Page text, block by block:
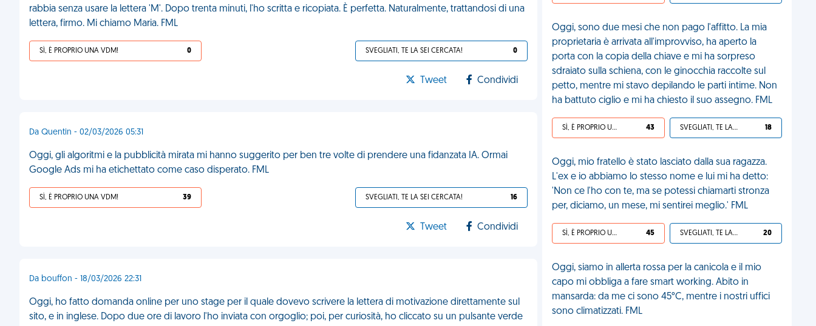
rabbia senza usare la lettera 'M'. Dopo trenta minuti, l'ho scritta e ricopiata. È perfetta. Naturalmente, trattandosi di una
lettera, firmo. Mi chiamo Maria. FML
SÌ, È PROPRIO UNA VDM! 0 SVEGLIATI, TE LA SEI CERCATA! 0
Tweet Condividi
Da Quentin - 02/03/2026 05:31
Oggi, gli algoritmi e la pubblicità mirata mi hanno suggerito per ben tre volte di prendere una fidanzata IA. Ormai
Google Ads mi ha etichettato come caso disperato. FML
SÌ, È PROPRIO UNA VDM! 39 SVEGLIATI, TE LA SEI CERCATA! 16
Tweet Condividi
Da bouffon - 18/03/2026 22:31
Oggi, ho fatto domanda online per uno stage per il quale dovevo scrivere la lettera di motivazione direttamente sul
sito, e in inglese. Dopo due ore di lavoro l'ho inviata con orgoglio; poi, per curiosità, ho cliccato su un pulsante verde
Oggi, sono due mesi che non pago l'affitto. La mia
proprietaria è arrivata all'improvviso, ha aperto la
porta con la copia della chiave e mi ha sorpreso
sdraiato sulla schiena, con le ginocchia raccolte sul
petto, mentre mi stavo depilando le parti intime. Non
ha battuto ciglio e mi ha chiesto il suo assegno. FML
SÌ, È PROPRIO UNA VDM! 43 SVEGLIATI, TE LA SEI CERCATA! 18
Oggi, mio fratello è stato lasciato dalla sua ragazza.
L'ex e io abbiamo lo stesso nome e lui mi ha detto:
'Non ce l'ho con te, ma se potessi chiamarti stronza
per, diciamo, un mese, mi sentirei meglio.' FML
SÌ, È PROPRIO UNA VDM! 45 SVEGLIATI, TE LA SEI CERCATA! 20
Oggi, siamo in allerta rossa per la canicola e il mio
capo mi obbliga a fare smart working. Abito in
mansarda: da me ci sono 45°C, mentre i nostri uffici
sono climatizzati. FML